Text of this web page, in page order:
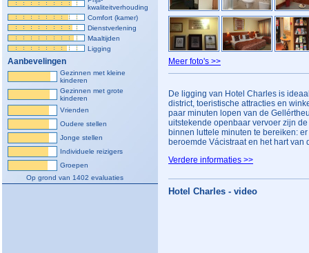
kwaliteitverhouding
Comfort (kamer)
Dienstverlening
Maaltijden
Ligging
Aanbevelingen
Gezinnen met kleine
kinderen
Gezinnen met grote
kinderen
Vrienden
Oudere stellen
Jonge stellen
Individuele reizigers
Groepen
Op grond van 1402 evaluaties
Meer foto's >>
De ligging van Hotel Charles is
district, toeristische attracties en
paar minuten lopen van de
uitstekende openbaar vervoer zijn
binnen luttele minuten te bereiken:
beroemde Vácistraat en het hart
Verdere informaties >>
Hotel Charles - video